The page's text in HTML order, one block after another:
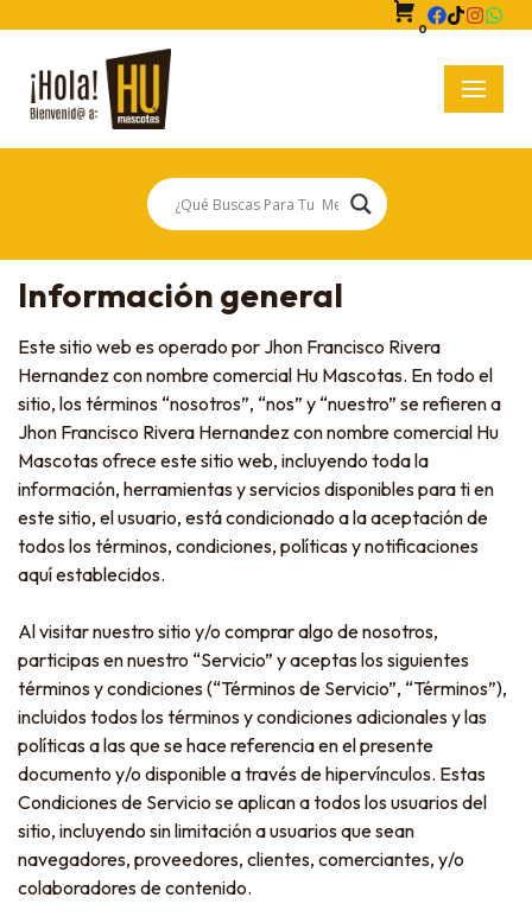
Saltar
al
contenido
0
Información general
Este sitio web es operado por Jhon Francisco Rivera
Hernandez con nombre comercial Hu Mascotas. En todo el
sitio, los términos “nosotros”, “nos” y “nuestro” se refieren a
Jhon Francisco Rivera Hernandez con nombre comercial Hu
Mascotas ofrece este sitio web, incluyendo toda la
información, herramientas y servicios disponibles para ti en
este sitio, el usuario, está condicionado a la aceptación de
todos los términos, condiciones, políticas y notificaciones
aquí establecidos.
Al visitar nuestro sitio y/o comprar algo de nosotros,
participas en nuestro “Servicio” y aceptas los siguientes
términos y condiciones (“Términos de Servicio”, “Términos”),
incluidos todos los términos y condiciones adicionales y las
políticas a las que se hace referencia en el presente
documento y/o disponible a través de hipervínculos. Estas
Condiciones de Servicio se aplican a todos los usuarios del
sitio, incluyendo sin limitación a usuarios que sean
navegadores, proveedores, clientes, comerciantes, y/o
colaboradores de contenido.